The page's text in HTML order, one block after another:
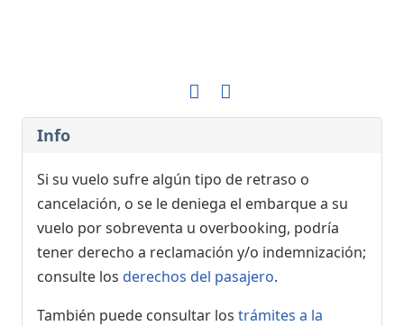
Info
Si su vuelo sufre algún tipo de retraso o
cancelación, o se le deniega el embarque a su
vuelo por sobreventa u overbooking, podría
tener derecho a reclamación y/o indemnización;
consulte los derechos del pasajero.
También puede consultar los trámites a la